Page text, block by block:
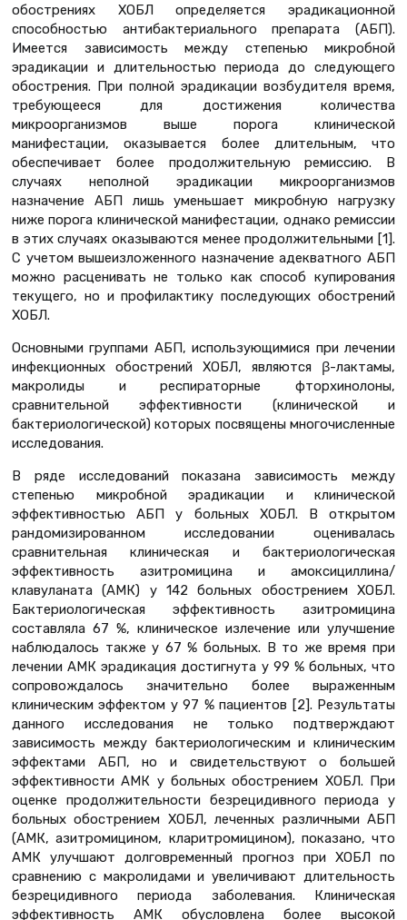
обострениях ХОБЛ определяется эрадикационной
способностью антибактериального препарата (АБП).
Имеется зависимость между степенью микробной
эрадикации и длительностью периода до следующего
обострения. При полной эрадикации возбудителя время,
требующееся для достижения количества
микроорганизмов выше порога клинической
манифестации, оказывается более длительным, что
обеспечивает более продолжительную ремиссию. В
случаях неполной эрадикации микроорганизмов
назначение АБП лишь уменьшает микробную нагрузку
ниже порога клинической манифестации, однако ремиссии
в этих случаях оказываются менее продолжительными [1].
С учетом вышеизложенного назначение адекватного АБП
можно расценивать не только как способ купирования
текущего, но и профилактику последующих обострений
ХОБЛ.
Основными группами АБП, использующимися при лечении
инфекционных обострений ХОБЛ, являются β-лактамы,
макролиды и респираторные фторхинолоны,
сравнительной эффективности (клинической и
бактериологической) которых посвящены многочисленные
исследования.
В ряде исследований показана зависимость между
степенью микробной эрадикации и клинической
эффективностью АБП у больных ХОБЛ. В открытом
рандомизированном исследовании оценивалась
сравнительная клиническая и бактериологическая
эффективность азитромицина и амоксициллина/
клавуланата (АМК) у 142 больных обострением ХОБЛ.
Бактериологическая эффективность азитромицина
составляла 67 %, клиническое излечение или улучшение
наблюдалось также у 67 % больных. В то же время при
лечении АМК эрадикация достигнута у 99 % больных, что
сопровождалось значительно более выраженным
клиническим эффектом у 97 % пациентов [2]. Результаты
данного исследования не только подтверждают
зависимость между бактериологическим и клиническим
эффектами АБП, но и свидетельствуют о большей
эффективности АМК у больных обострением ХОБЛ. При
оценке продолжительности безрецидивного периода у
больных обострением ХОБЛ, леченных различными АБП
(АМК, азитромицином, кларитромицином), показано, что
АМК улучшают долговременный прогноз при ХОБЛ по
сравнению с макролидами и увеличивают длительность
безрецидивного периода заболевания. Клиническая
эффективность АМК обусловлена более высокой